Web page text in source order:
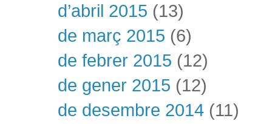
d’abril 2015 (13)
de març 2015 (6)
de febrer 2015 (12)
de gener 2015 (12)
de desembre 2014 (11)